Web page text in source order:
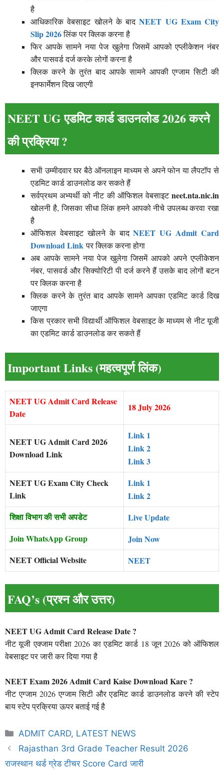
है
आधिकारिक वेबसाइट खोलने के बादNEET UG Exam City
Slip 2026लिंक पर क्लिक करना है
फिर आपके सामने नया पेज खुलेगा जिसमें आपको एप्लीकेशन नंबर
और पासवर्ड दर्ज करके लोगों करना है
क्लिक करने के तुरंत बाद आपके सामने आपकी एग्जाम सिटी की
इनफार्मेशन दिख जाएगी
NEET UG एडमिट कार्ड डाउनलोड 2026 करने
की प्रक्रिया ?
सभी उम्मीदवार घर बैठे ऑनलाइन माध्यम से अपने फोन या लैपटॉप से
एडमिट कार्ड डाउनलोड कर सकते हैं
सर्वप्रथम अभ्यर्थी को नीट की ऑफिशल वेबसाइटneet.nta.nic.in
खोलनी है, जिसका सीधा लिंक हमने आपको नीचे उपलब्ध करवा रखा
है
ऑफिशल वेबसाइट खोलने के बादNEET UG Admit Card
Download Linkपर क्लिक करना होगा
अब आपके सामने नया पेज खुलेगा जिसमें आपको अपने एप्लीकेशन
नंबर, पासवर्ड और सिक्योरिटी पी दर्ज करने हैं उसके बाद लोगों बटन
पर क्लिक करना है
क्लिक करने के तुरंत बाद आपके सामने आपका एडमिट कार्ड दिख
जाएगा
किस प्रकार सभी विद्यार्थी ऑफिशल वेबसाइट के माध्यम से नीट यूजी
का एडमिट कार्ड डाउनलोड कर सकते हैं
Important Links (महत्वपूर्ण लिंक)
NEET UG Admit Card Release
Date
18 July 2026
NEET UG Admit Card 2026
Download Link
Link 1
Link 2
Link 3
NEET UG Exam City Check
Link
Link 1
Link 2
शिक्षा विभाग की सभी अपडेट
Live Update
Join WhatsApp Group
Join Now
NEET Official Website
NEET
FAQ’s (प्रश्न और उत्तर)
NEET UG Admit Card Release Date ?
नीट यूजी एक्जाम परीक्षा 2026 का एडमिट कार्ड 18 जून 2026 को ऑफिशल
वेबसाइट पर जारी कर दिया गया है
NEET Exam 2026 Admit Card Kaise Download Kare ?
नीट एग्जाम 2026 एग्जाम सिटी और एडमिट कार्ड डाउनलोड करने की स्टेप
बाय स्टेप प्रक्रिया ऊपर बताई गई है
Categories
ADMIT CARD, LATEST NEWS
Rajasthan 3rd Grade Teacher Result 2026
राजस्थान थर्ड ग्रेड टीचर Score Card जारी